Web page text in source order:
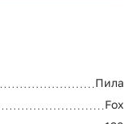
Пила
Fox